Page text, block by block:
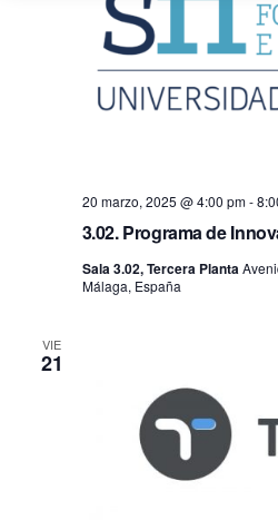
3.02. Programa de
20 marzo, 2025 @ 4:00 pm-
Sala 3.02, Tercera Planta
Málaga, España
VIE
21